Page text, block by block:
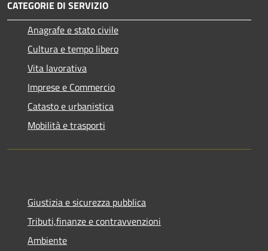
CATEGORIE DI SERVIZIO
Anagrafe e stato civile
Cultura e tempo libero
Vita lavorativa
Imprese e Commercio
Catasto e urbanistica
Mobilità e trasporti
Giustizia e sicurezza pubblica
Tributi,finanze e contravvenzioni
Ambiente